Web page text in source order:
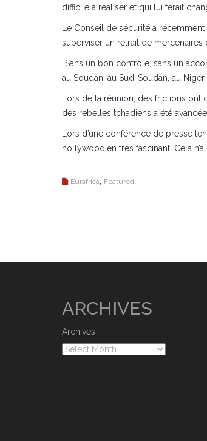
difficile à réaliser et qui lui ferait
Le Conseil de sécurité a
superviser un retrait de
“Sans un bon contrôle, sans un
au Soudan, au Sud-Soudan, au
Lors de la réunion, des frictions ont
des rebelles tchadiens a été
Lors d’une conférence de presse
hollywoodien très fascinant. Cela
Eurafrica Featured
ARCHIVES
Archives